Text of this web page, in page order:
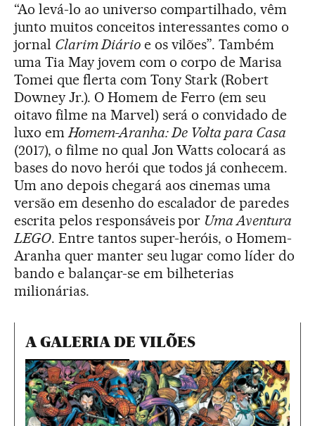
“Ao levá-lo ao universo compartilhado, vêm
junto muitos conceitos interessantes como o
jornal Clarim Diárioe os vilões”. Também
uma Tia May jovem com o corpo de Marisa
Tomei que flerta com Tony Stark (Robert
Downey Jr.). O Homem de Ferro (em seu
oitavo filme na Marvel) será o convidado de
luxo emHomem-Aranha: De Volta para Casa
(2017), o filme no qual Jon Watts colocará as
bases do novo herói que todos já conhecem.
Um ano depois chegará aos cinemas uma
versão em desenho do escalador de paredes
escrita pelos responsáveis por Uma Aventura
LEGO. Entre tantos super-heróis, o Homem-
Aranha quer manter seu lugar como líder do
bando e balançar-se em bilheterias
milionárias.
A GALERIA DE VILÕES